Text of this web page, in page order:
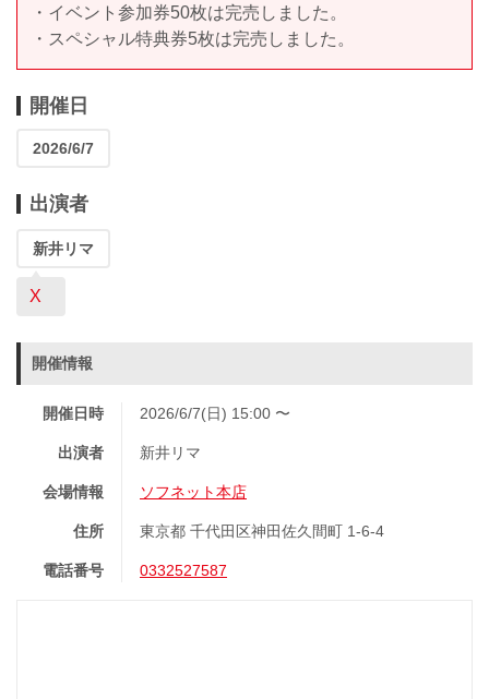
・イベント参加券50枚は完売しました。
・スペシャル特典券5枚は完売しました。
開催日
2026/6/7
出演者
新井リマ
X
開催情報
開催日時 2026/6/7(日) 15:00 〜
出演者 新井リマ
会場情報 ソフネット本店
住所 東京都 千代田区神田佐久間町 1-6-4
電話番号 0332527587